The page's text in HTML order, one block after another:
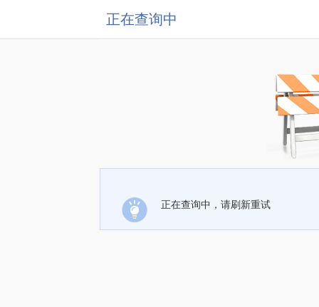
正在查询中
正在查询中，请刷新重试